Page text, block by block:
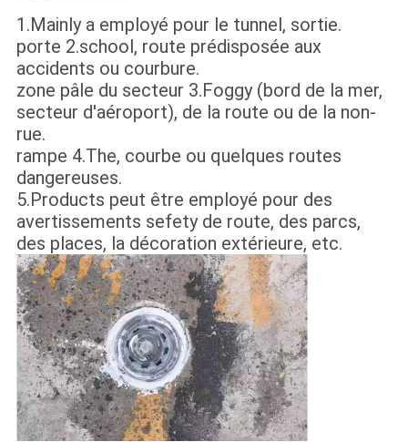
1.Mainly a employé pour le tunnel, sortie.
porte 2.school, route prédisposée aux
accidents ou courbure.
zone pâle du secteur 3.Foggy (bord de la mer,
secteur d'aéroport), de la route ou de la non-
rue.
rampe 4.The, courbe ou quelques routes
dangereuses.
5.Products peut être employé pour des
avertissements sefety de route, des parcs,
des places, la décoration extérieure, etc.